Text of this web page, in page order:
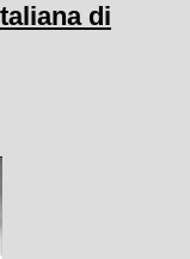
di